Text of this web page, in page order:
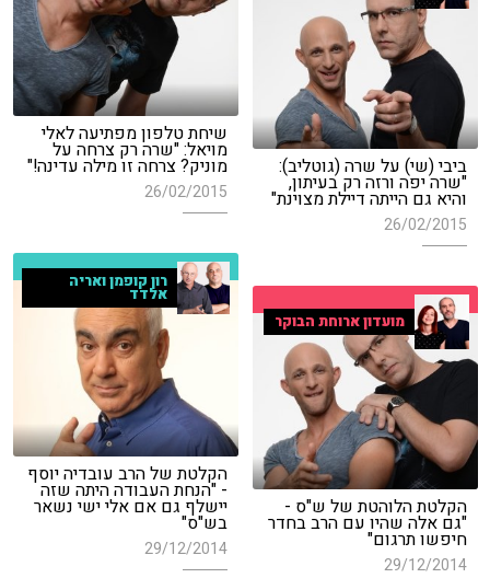
שיחת טלפון מפתיעה לאלי
מויאל: "שרה רק צרחה על
מוניק? צרחה זו מילה עדינה!"
26/02/2015
ביבי (שי) על שרה (גוטליב):
"שרה יפה ורזה רק בעיתון,
והיא גם הייתה דיילת מצוינת"
26/02/2015
רון קופמן ואריה
אלדד
הקלטת של הרב עובדיה יוסף
- "הנחת העבודה היתה שזה
יישלף גם אם אלי ישי נשאר
בש"ס"
29/12/2014
מועדון ארוחת הבוקר
הקלטת הלוהטת של ש"ס -
"גם אלה שהיו עם הרב בחדר
חיפשו תרגום"
29/12/2014